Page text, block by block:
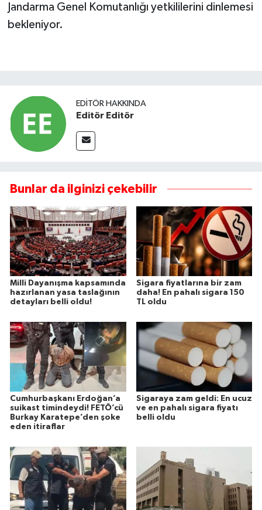
Jandarma Genel Komutanlığı yetkililerini dinlemesi
bekleniyor.
EDITÖR HAKKINDA
Editör Editör
Bunlar da ilginizi çekebilir
Milli Dayanışma kapsamında
hazırlanan yasa taslağının
detayları belli oldu!
Sigara fiyatlarına bir zam
daha! En pahalı sigara 150
TL oldu
Cumhurbaşkanı Erdoğan’a
suikast timindeydi! FETÖ’cü
Burkay Karatepe’den şoke
eden itiraflar
Sigaraya zam geldi: En ucuz
ve en pahalı sigara fiyatı
belli oldu